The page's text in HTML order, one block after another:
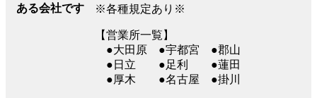
ある会社です
※各種規定あり※
【営業所一覧】
●大田原 ●宇都宮 ●郡山
●日立 ●足利 ●蓮田
●厚木 ●名古屋 ●掛川